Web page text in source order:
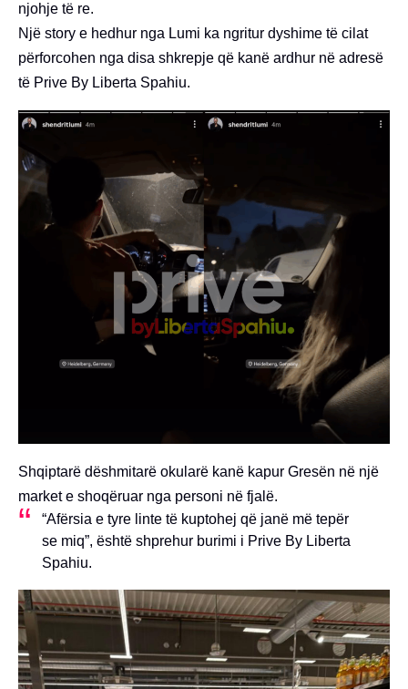
njohje të re.
Një story e hedhur nga Lumi ka ngritur dyshime të cilat
përforcohen nga disa shkrepje që kanë ardhur në adresë
të Prive By Liberta Spahiu.
Shqiptarë dëshmitarë okularë kanë kapur Gresën në një
market e shoqëruar nga personi në fjalë.
“Afërsia e tyre linte të kuptohej që janë më tepër
se miq”, është shprehur burimi i Prive By Liberta
Spahiu.